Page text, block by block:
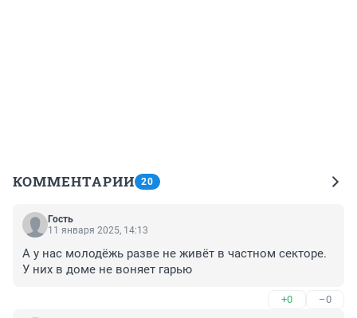
КОММЕНТАРИИ 20
Гость
11 января 2025, 14:13
А у нас молодёжь разве не живёт в частном секторе.
У них в доме не воняет гарью
+0 –0